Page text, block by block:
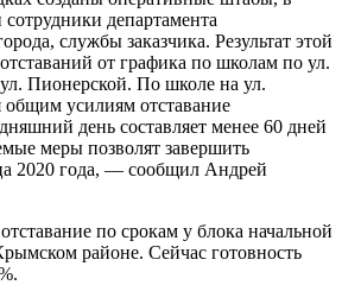
департамента
службы заказчика. Результат этой
от графика по школам по ул.
Пионерской. По школе на ул.
общим усилиям отставание
день составляет менее 60 дней
меры позволят завершить
2020 года, — сообщил Андрей
по срокам у блока начальной
районе. Сейчас готовность